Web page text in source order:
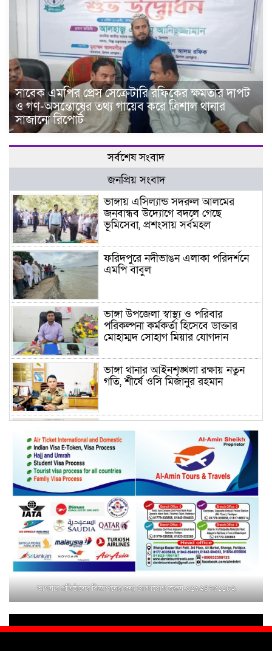
সাবেক এমপির প্রেস সেক্রেটারি রফিকের ক্ষমতার দাপট
ও গণ-অসন্তোষের তথ্য গায়েব করে ত্রিশাল থানার
সাজানো রিপোর্ট
সর্বশেষ সংবাদ
জনপ্রিয় সংবাদ
ভাঙ্গায় এসিল্যান্ড সদরুল আলমের
জনবান্ধব উদ্যোগে বদলে গেছে
ভূমিসেবা, প্রশংসায় সর্বমহল
ফরিদপুরে নদীভাঙন এলাকা পরিদর্শনে
এমপি বাবুল
ভাঙ্গা উপজেলা স্বাস্থ্য ও পরিবার
পরিকল্পনা কর্মকর্তা হিসেবে ডাক্তার
মোহাম্মদ সোহাগ মিয়ার যোগদান
ভাঙ্গা থানার আইনশৃঙ্খলা রক্ষায় নতুন
গতি, শীর্ষে ওসি মিজানুর রহমান
ময়মনসিংহের অতিরিক্ত জেলা প্রশাসক
(রাজস্ব) আজিম উদ্দিন ভূমি মন্ত্রণালয়ে
পদায়ন
সাবেক এমপির প্রেস সেক্রেটারি রফিকের
ক্ষমতার দাপট ও গণ-অসন্তোষের তথ্য
গায়েব করে ত্রিশাল থানার সাজানো
রিপোর্ট
মুক্তাগাছায় জুলাই শহীদ সামিদের কবর
জিয়ারত ও পৌর কমিটির কার্যক্রম শুরু
শহিদুল ইসলাম বাবুলের হাত ধরে বদলে
আপনার প্রতিষ্ঠানের বিজ্ঞাপনের জন্য যোগাযোগ করুন-০১৯২৪৭৫১১৮২